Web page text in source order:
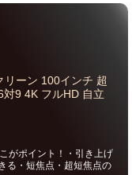
リーン 100インチ 超
9 4K フルHD 自立
がポイント！・引き上げ
る・短焦点・超短焦点の